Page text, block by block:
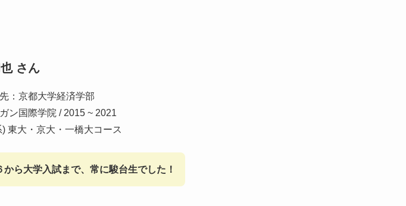
さん
：京都大学経済学部
ン国際学院 / 2015 ~ 2021
) 東大・京大・一橋大コース
から大学入試まで、常に駿台生でした！